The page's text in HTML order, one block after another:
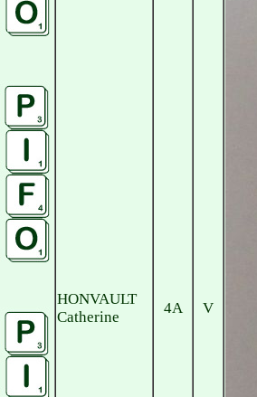
HONVAULT
Catherine
4A V